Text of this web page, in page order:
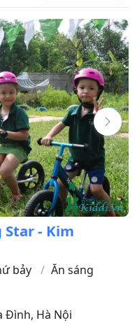
- Kim
bảy
Ăn sáng
Đình, Hà Nội